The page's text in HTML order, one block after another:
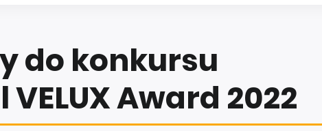
do konkursu
Award 2022